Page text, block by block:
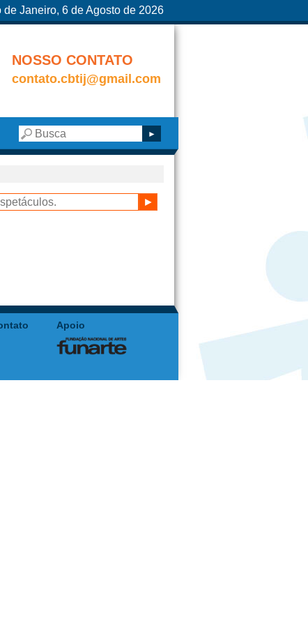
de Janeiro, 6 de Agosto de 2026
NOSSO CONTATO
contato.cbtij@gmail.com
Apoio